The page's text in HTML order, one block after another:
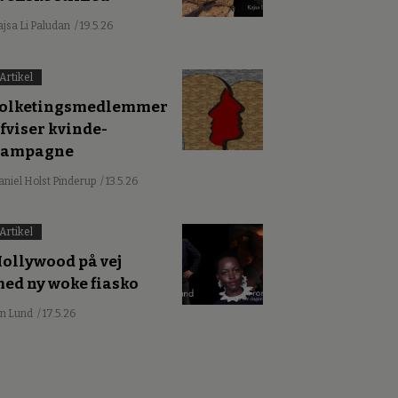
Li Paludan / 19.5.26
Artikel
kvinde-
Holst Pinderup / 13.5.26
Artikel
på vej
ny woke fiasko
Lund / 17.5.26